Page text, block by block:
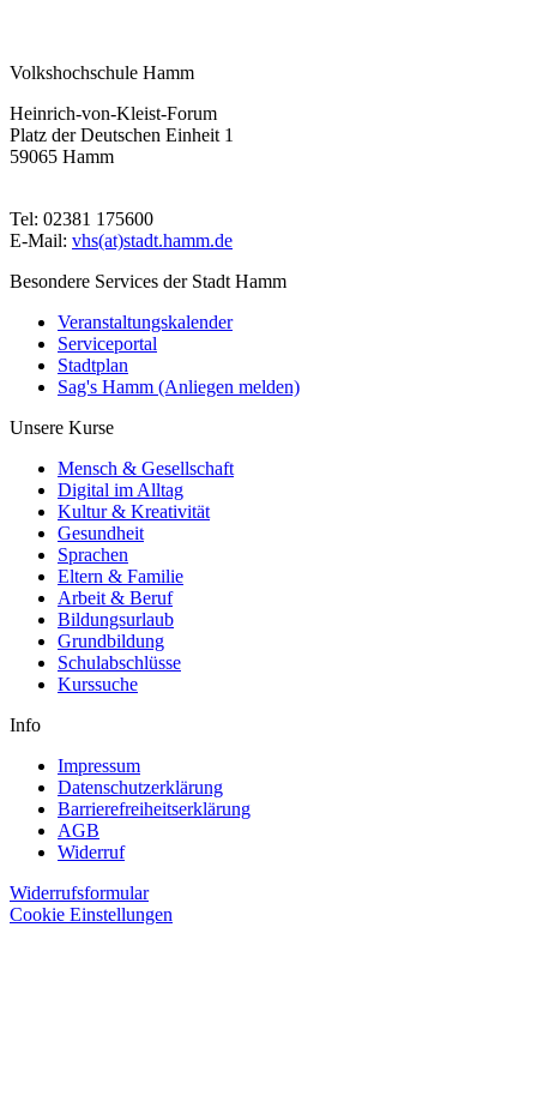
Volkshochschule Hamm
Heinrich-von-Kleist-Forum
Platz der Deutschen Einheit 1
59065 Hamm
Tel: 02381 175600
E-Mail: vhs(at)stadt.hamm.de
Besondere Services der Stadt Hamm
Veranstaltungskalender
Serviceportal
Stadtplan
Sag's Hamm (Anliegen melden)
Unsere Kurse
Mensch & Gesellschaft
Digital im Alltag
Kultur & Kreativität
Gesundheit
Sprachen
Eltern & Familie
Arbeit & Beruf
Bildungsurlaub
Grundbildung
Schulabschlüsse
Kurssuche
Info
Impressum
Datenschutzerklärung
Barrierefreiheitserklärung
AGB
Widerruf
Widerrufsformular
Cookie Einstellungen